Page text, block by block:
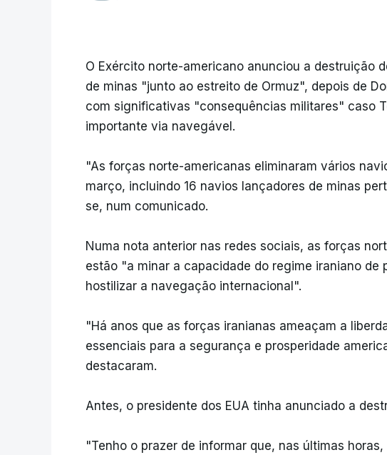
O Exército norte-americano anunciou a destruição
de minas "junto ao estreito de Ormuz", depois de
com significativas "consequências militares" caso
importante via navegável.
"As forças norte-americanas eliminaram vários
março, incluindo 16 navios lançadores de minas
se, num comunicado.
Numa nota anterior nas redes sociais, as forças
estão "a minar a capacidade do regime iraniano de
hostilizar a navegação internacional".
"Há anos que as forças iranianas ameaçam a
essenciais para a segurança e prosperidade
destacaram.
Antes, o presidente dos EUA tinha anunciado a
"Tenho o prazer de informar que, nas últimas